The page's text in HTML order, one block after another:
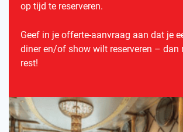
op tijd te reserveren.
Geef in je offerte-aanvraag aan dat je
diner en/of show wilt reserveren – dan
rest!